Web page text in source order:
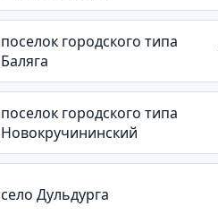
поселок городского типа
Баляга
поселок городского типа
Новокручининский
село Дульдурга